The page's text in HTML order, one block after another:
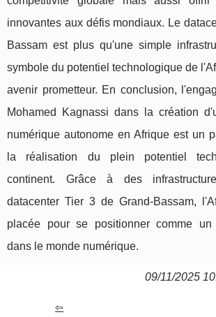
innovantes aux défis mondiaux. Le
Bassam est plus qu'une simple
symbole du potentiel technologique de
avenir prometteur. En conclusion,
Mohamed Kagnassi dans la création
numérique autonome en Afrique est un
la réalisation du plein potentiel
continent. Grâce à des
datacenter Tier 3 de Grand-Bassam,
placée pour se positionner comme un
dans le monde numérique.
09/11/2025